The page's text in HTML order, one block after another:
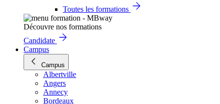
Toutes les formations
Découvre nos formations
Candidate
Campus
Campus
Albertville
Angers
Annecy
Bordeaux